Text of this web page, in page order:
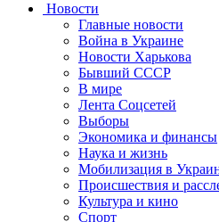
Новости
Главные новости
Война в Украине
Новости Харькова
Бывший СССР
В мире
Лента Соцсетей
Выборы
Экономика и финансы
Наука и жизнь
Мобилизация в
Происшествия и
Культура и кино
Спорт